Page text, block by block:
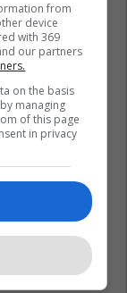
Reklamo këtu
from
device
with 369
our partners
on the basis
managing
of this page
in privacy